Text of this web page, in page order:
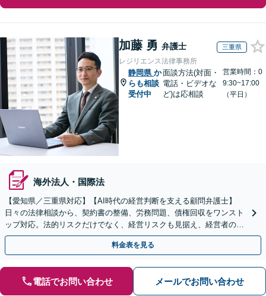
加藤 勇 弁護士 三重県
レジリエンス法律事務所
静岡県 か
らも相談
受付中
面談方法(対面・
電話・ビデオな
ど)は応相談
営業時間：0
9:30~17:00
（平日）
海外法人・国際法
【愛知県／三重県対応】【AI時代の経営判断を支える顧問弁護士】
日々の法律相談から、契約書の整備、労務問題、債権回収をワンスト
ップ対応。法的リスクだけでなく、経営リスクも見据え、経営者の迅
速かつ適切な経営判断を法務面からサポートします。
料金表を見る
電話でお問い合わせ メールでお問い合わせ